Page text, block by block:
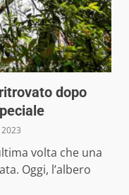
dopo
volta che una
Oggi, l’albero